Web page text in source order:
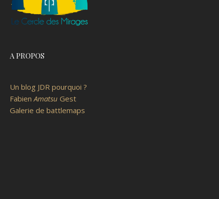
A PROPOS
Un blog JDR pourquoi ?
Fabien Amatsu Gest
Galerie de battlemaps